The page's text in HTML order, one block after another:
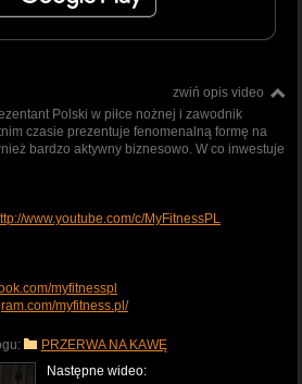
zwiń opis video
Polski w piłce nożnej i zawodnik
czasie prezentuje fenomenalną formę na
bardzo aktywny biznesowo. W co inwestuje
www.youtube.com/c/MyFitnessPL
myfitnesspl
myfitness.pl/
PRZERWA NA KAWĘ
Następne wideo: